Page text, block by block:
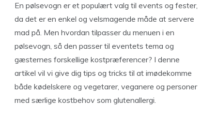
En pølsevogn er et populært valg til events og fester,
da det er en enkel og velsmagende måde at servere
mad på. Men hvordan tilpasser du menuen i en
pølsevogn, så den passer til eventets tema og
gæsternes forskellige kostpræferencer? I denne
artikel vil vi give dig tips og tricks til at imødekomme
både kødelskere og vegetarer, veganere og personer
med særlige kostbehov som glutenallergi.